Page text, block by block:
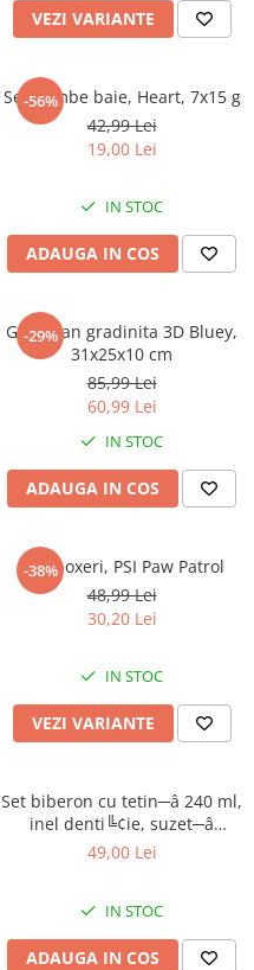
VEZI VARIANTE
-56%
Set bombe baie, Heart, 7x15 g
42,99 Lei
19,00 Lei
IN STOC
ADAUGA IN COS
-29%
Ghiozdan gradinita 3D Bluey,
31x25x10 cm
85,99 Lei
60,99 Lei
IN STOC
ADAUGA IN COS
-38%
Slip boxeri, PSI Paw Patrol
48,99 Lei
30,20 Lei
IN STOC
VEZI VARIANTE
Set biberon cu tetin─â 240 ml,
inel denti╚¢ie, suzet─â
ortodontic─â ╚Öi suport
49,00 Lei
IN STOC
ADAUGA IN COS